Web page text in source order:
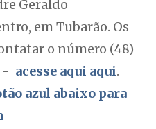
Geraldo
em Tubarão. Os
o número (48)
- acesse aqui aqui.
azul abaixo para